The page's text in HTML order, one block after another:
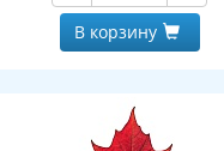
В корзину